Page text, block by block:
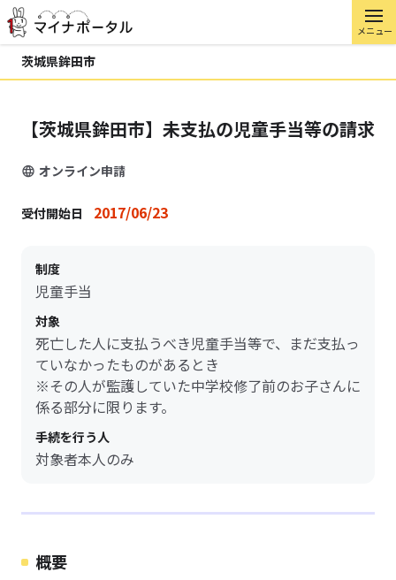
メニュー
茨城県鉾田市
【茨城県鉾田市】未支払の児童手当等の請求
オンライン申請
受付開始日 2017/06/23
制度
児童手当
対象
死亡した人に支払うべき児童手当等で、まだ支払っ
ていなかったものがあるとき
※その人が監護していた中学校修了前のお子さんに
係る部分に限ります。
手続を行う人
対象者本人のみ
概要